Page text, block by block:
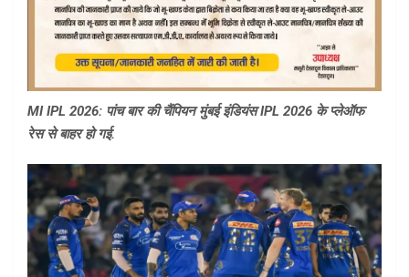
MI IPL 2026: पांच बार की चैंपियन मुंबई इंडियंस IPL 2026 के प्लेऑफ
रेस से बाहर हो गई.